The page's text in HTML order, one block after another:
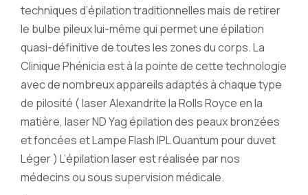
techniques d’épilation traditionnelles mais de retirer
le bulbe pileux lui-même qui permet une épilation
quasi-définitive de toutes les zones du corps. La
Clinique Phénicia est à la pointe de cette technologie
avec de nombreux appareils adaptés à chaque type
de pilosité ( laser Alexandrite la Rolls Royce en la
matière, laser ND Yag épilation des peaux bronzées
et foncées et Lampe Flash IPL Quantum pour duvet
Léger ) L’épilation laser est réalisée par nos
médecins ou sous supervision médicale.